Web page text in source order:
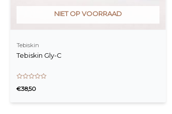
NIET OP VOORRAAD
Tebiskin
Tebiskin Gly-C
0
€38,50